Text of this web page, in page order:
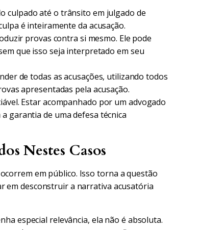
culpado até o trânsito em julgado de
é inteiramente da acusação.
provas contra si mesmo. Ele pode
que isso seja interpretado em seu
de todas as acusações, utilizando todos
apresentadas pela acusação.
Estar acompanhado por um advogado
garantia de uma defesa técnica
Nestes Casos
em público. Isso torna a questão
em desconstruir a narrativa acusatória
especial relevância, ela não é absoluta.